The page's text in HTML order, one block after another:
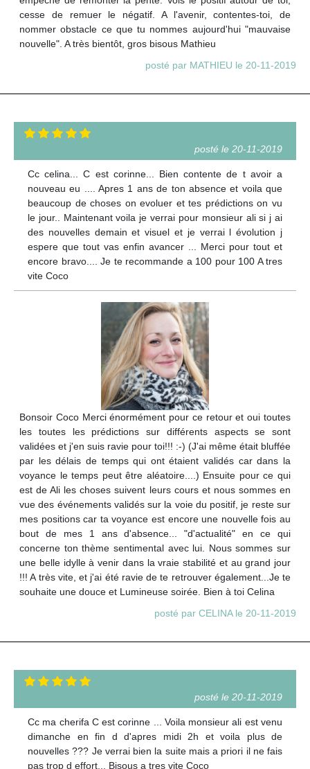
cesse de remuer le négatif. A l'avenir, contentes-toi, de
nommer obstacle ce que tu nommes aujourd'hui "mauvaise
nouvelle". A très bientôt, gros bisous Mathieu
posté par MATHIEU le 20-11-2019
posté le 20-11-2019
Cc celina... C est corinne... Bien contente de t avoir a
nouveau eu .... Apres 1 ans de ton absence et voila que
beaucoup de choses on evoluer et tes prédictions on vu
le jour.. Maintenant voila je verrai pour monsieur ali si j ai
des nouvelles demain et visuel et je verrai l évolution j
espere que tout vas enfin avancer ... Merci pour tout et
encore bravo.... Je te recommande a 100 pour 100 A tres
vite Coco
Bonsoir Coco Merci énormément pour ce retour et oui toutes
les toutes les prédictions sur différents aspects se sont
validées et j'en suis ravie pour toi!!! :-) (J'ai même était bluffée
par les délais de temps qui ont étaient validés car dans la
voyance le temps peut être aléatoire....) Ensuite pour ce qui
est de Ali les choses suivent leurs cours et nous sommes en
vue des événements validés sur la voie du positif, je reste sur
mes positions car ta voyance est encore une nouvelle fois au
bout de mes 1 ans d'absence... "d'actualité" en ce qui
concerne ton thème sentimental avec lui. Nous sommes sur
une belle idylle à venir dans la vraie stabilité et au grand jour
!!! A très vite, et j'ai été ravie de te retrouver également...Je te
souhaite une douce et Lumineuse soirée. Bien à toi Celina
posté par CELINA le 20-11-2019
posté le 20-11-2019
Cc ma cherifa C est corinne ... Voila monsieur ali est venu
dimanche en fin d d'apres midi 2h et voila plus de
nouvelles ??? Je verrai bien la suite mais a priori il ne fais
pas trop d effort... Bisous a tres vite Coco